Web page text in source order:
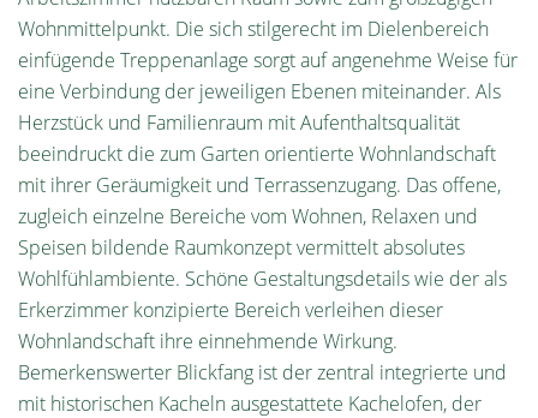
Wohnmittelpunkt. Die sich stilgerecht im Dielenbereich
einfügende Treppenanlage sorgt auf angenehme Weise für
eine Verbindung der jeweiligen Ebenen miteinander. Als
Herzstück und Familienraum mit Aufenthaltsqualität
beeindruckt die zum Garten orientierte Wohnlandschaft
mit ihrer Geräumigkeit und Terrassenzugang. Das offene,
zugleich einzelne Bereiche vom Wohnen, Relaxen und
Speisen bildende Raumkonzept vermittelt absolutes
Wohlfühlambiente. Schöne Gestaltungsdetails wie der als
Erkerzimmer konzipierte Bereich verleihen dieser
Wohnlandschaft ihre einnehmende Wirkung.
Bemerkenswerter Blickfang ist der zentral integrierte und
mit historischen Kacheln ausgestattete Kachelofen, der